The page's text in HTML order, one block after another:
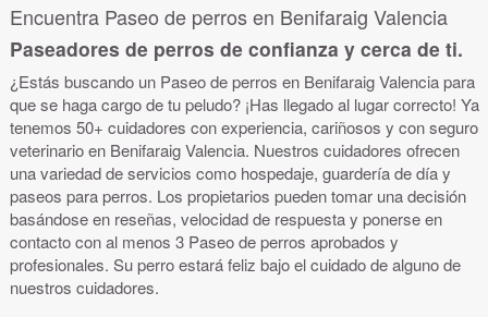
Encuentra Paseo de perros en Benifaraig Valencia
Paseadores de perros de confianza y cerca de ti.
¿Estás buscando un Paseo de perros en Benifaraig Valencia para
que se haga cargo de tu peludo? ¡Has llegado al lugar correcto! Ya
tenemos 50+ cuidadores con experiencia, cariñosos y con seguro
veterinario en Benifaraig Valencia. Nuestros cuidadores ofrecen
una variedad de servicios como hospedaje, guardería de día y
paseos para perros. Los propietarios pueden tomar una decisión
basándose en reseñas, velocidad de respuesta y ponerse en
contacto con al menos 3 Paseo de perros aprobados y
profesionales. Su perro estará feliz bajo el cuidado de alguno de
nuestros cuidadores.